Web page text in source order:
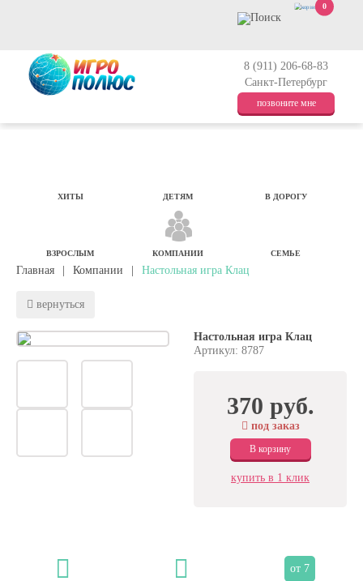
8 (911) 206-68-83
Санкт-Петербург
позвоните мне
0
ХИТЫ ДЕТЯМ В ДОРОГУ
ВЗРОСЛЫМ КОМПАНИИ СЕМЬЕ
Главная Компании Настольная игра Клац
вернуться
Настольная игра Клац
Артикул: 8787
370 руб.
под заказ
В корзину
купить в 1 клик
от 7